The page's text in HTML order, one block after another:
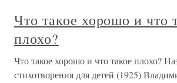
Что такое хорошо и что
плохо?
Что такое хорошо и что такое плохо?
стихотворения для детей (1925)